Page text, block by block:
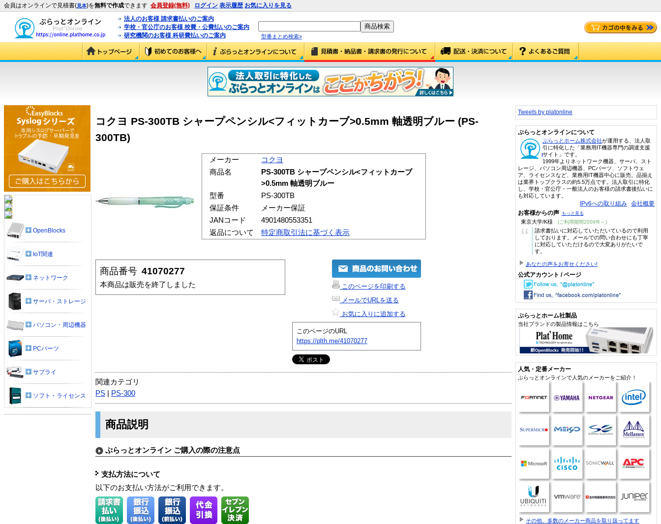
会員はオンラインで見積書(見本)を無料で作成できます 会員登録(無料) ログイン 表示履歴 お気に入りを見る
法人のお客様 請求書払いのご案内
学校・官公庁のお客様 校費・公費払いのご案内
研究機関のお客様 科研費払いのご案内
型番まとめ検索»
コクヨ PS-300TB シャープペンシル<フィットカーブ>0.5mm 軸透明ブルー (PS-
300TB)
メーカー
コクヨ
商品名
PS-300TB シャープペンシル<フィットカーブ
>0.5mm 軸透明ブルー
型番
PS-300TB
保証条件
メーカー保証
JANコード
4901480553351
返品について
特定商取引法に基づく表示
商品番号 41070277
本商品は販売を終了しました
このページを印刷する
メールでURLを送る
お気に入りに追加する
このページのURL
https://plth.me/41070277
関連カテゴリ
PS
PS-300
商品説明
ぷらっとオンライン ご購入の際の注意点
支払方法について
以下のお支払い方法がご利用できます。
OpenBlocks
IoT関連
ネットワーク
サーバ・ストレージ
パソコン・周辺機器
PCパーツ
サプライ
ソフト・ライセンス
Tweets by platonline
ぷらっとオンラインについて
ぷらっとホーム株式会社が運用する、法人取
引に特化した「業務用IT機器専門の調達支援
サイト」です。
1999年よりネットワーク機器、サーバ、スト
レージ、パソコン周辺機器、PCパーツ、ソフトウェ
ア、ライセンスなど、業務用IT機器中心に販売。品揃え
は業界トップクラスの約5.5万点です。法人取引に特化
し、学校・官公庁・一般法人のお客様の請求書後払いに
も対応しています。
IPv6への取り組み 会社概要
お客様からの声 もっと見る
東京大学/K様 (ご利用期間2009年～)
“
請求書払いに対応していただいているので利用
しております。メールでの問い合わせにも丁寧
に対応していただけるので大変ありがたいで
す。
あなたの声をお寄せください!
公式アカウント / ページ
ぷらっとホーム社製品
当社ブランドの製品情報はこちら
人気・定番メーカー
ぷらっとオンラインで人気のメーカーをご紹介！
その他、多数のメーカー商品を取り扱ってます